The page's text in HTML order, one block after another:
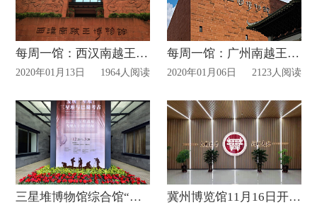
每周一馆：西汉南越王博物馆
2020年01月13日 1964人阅读
每周一馆：广州南越王宫博物馆
2020年01月06日 2123人阅读
三星堆博物馆综合馆“云展厅”开幕 冀州博览馆11月16日开馆!